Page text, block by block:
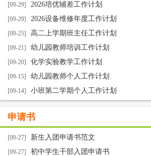
[09-29]
2026培优辅差工作计划
[09-29]
2026设备维修年度工作计划
[09-25]
高二上学期班主任工作计划
[09-21]
幼儿园教师培训工作计划
[09-20]
化学实验教学工作计划
[09-15]
幼儿园教师个人工作计划
[09-14]
小班第二学期个人工作计划
申请书
[09-27] 新生入团申请书范文
[09-27]
初中学生干部入团申请书